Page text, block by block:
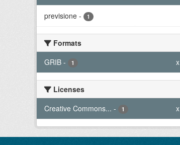
previsione - 1
Formats
GRIB - 1 x
Licenses
Creative Commons... - 1 x